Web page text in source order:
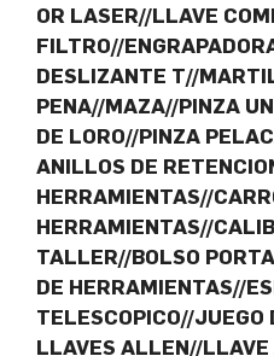
OR LASER//LLAVE
FILTRO//
DESLIZANTE T//
PENA//MAZA//PINZA
DE LORO//PINZA
ANILLOS DE
HERRAMIENTAS//
HERRAMIENTAS//
TALLER//BOLSO
DE HERRAMIENTAS//
TELESCOPICO//JUEGO
LLAVES ALLEN//